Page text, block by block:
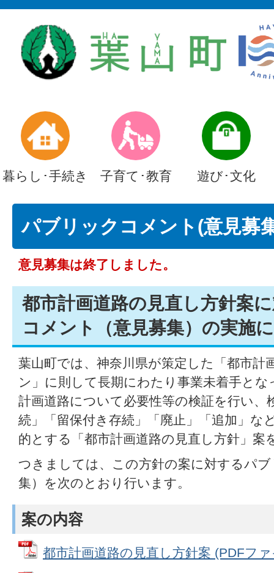
暮らし･手続き 子育て･教育 遊び･文化
パブリックコメント(意見募
意見募集は終了しました。
都市計画道路の見直し方針案
コメント（意見募集）の実施
葉山町では、神奈川県が策定した「都市計
ン」に則して長期にわたり事業未着手と
計画道路について必要性等の検証を行い、
続」「留保付き存続」「廃止」「追加」な
的とする「都市計画道路の見直し方針」案
つきましては、この方針の案に対するパ
集）を次のとおり行います。
案の内容
都市計画道路の見直し方針案 (PDFフ